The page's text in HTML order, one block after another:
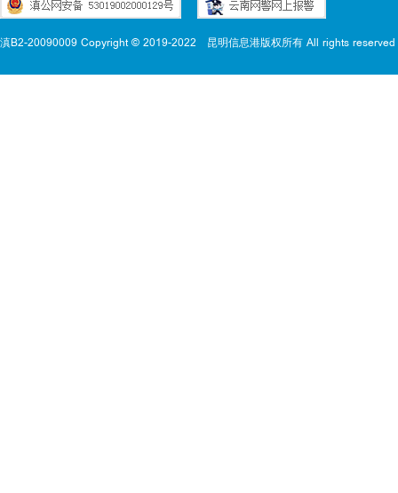
滇B2-20090009 Copyright © 2019-2022 昆明信息港版权所有 All rights reserved